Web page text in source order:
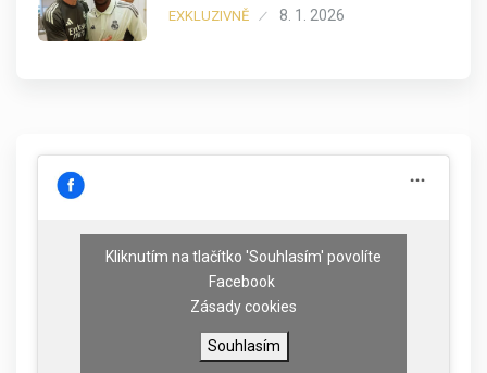
EXKLUZIVNĚ 8. 1. 2026
Kliknutím na tlačítko 'Souhlasím' povolíte
Facebook
Zásady cookies
Souhlasím